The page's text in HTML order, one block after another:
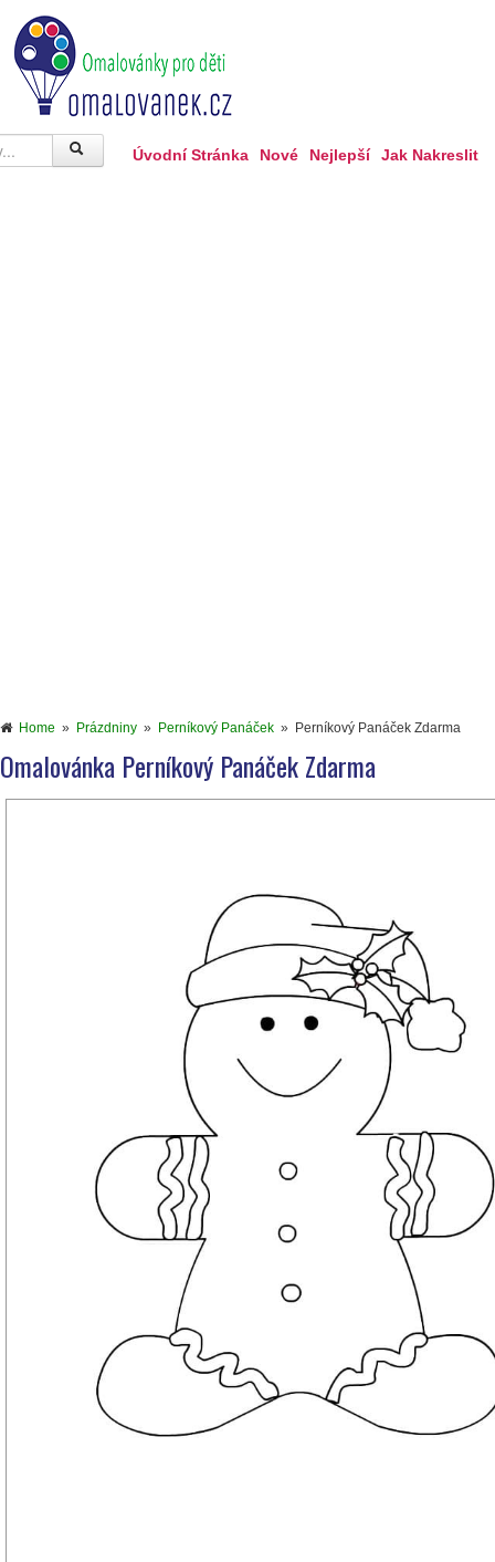
Úvodní Stránka Nové Nejlepší Jak Nakreslit
Home » Prázdniny » Perníkový Panáček » Perníkový Panáček Zdarma
Omalovánka Perníkový Panáček Zdarma